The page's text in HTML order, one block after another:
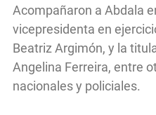
Acompañaron a Abdala
vicepresidenta en
Beatriz Argimón, y la
Angelina Ferreira, entre
nacionales y policiales.